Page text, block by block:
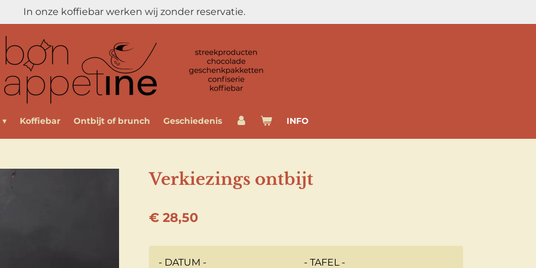
In onze koffiebar werken wij zonder reservatie.
Koffiebar Ontbijt of brunch Geschiedenis INFO
Verkiezings ontbijt
€ 28,50
- DATUM - - TAFEL -